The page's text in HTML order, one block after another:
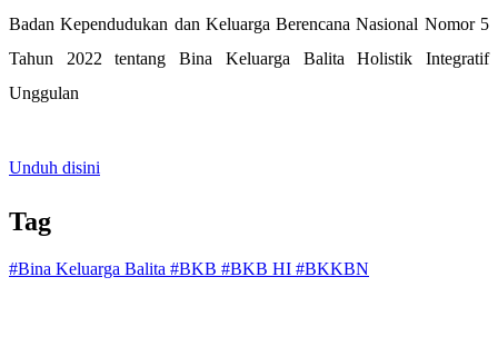
Badan Kependudukan dan Keluarga Berencana Nasional Nomor 5
Tahun 2022 tentang Bina Keluarga Balita Holistik Integratif
Unggulan
Unduh disini
Tag
#Bina Keluarga Balita #BKB #BKB HI #BKKBN